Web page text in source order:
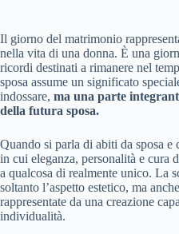
Il giorno del matrimonio
nella vita di una donna. È una
ricordi destinati a rimanere nel
sposa assume un significato
indossare, ma una parte
della futura sposa.
Quando si parla di abiti da sposa
in cui eleganza, personalità e cura
a qualcosa di realmente unico. La
soltanto l’aspetto estetico, ma
rappresentate da una creazione
individualità.